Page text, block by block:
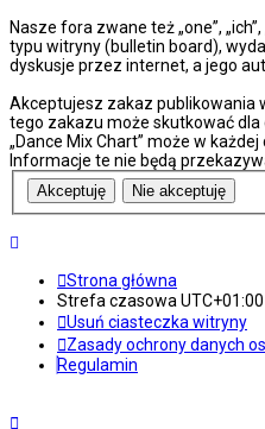
Nasze fora zwane też „one”,
typu witryny (bulletin board),
dyskusje przez internet, a jego
Akceptujesz zakaz publikowania
tego zakazu może skutkować
„Dance Mix Chart” może w
Informacje te nie będą
Strona główna
Strefa czasowaUTC+01:00
Usuń ciasteczka witryny
Zasady ochrony danych
Regulamin